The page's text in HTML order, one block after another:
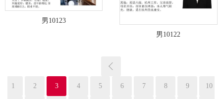
男10123
男10122
1 2 3 4 5 6 7 8 9 10